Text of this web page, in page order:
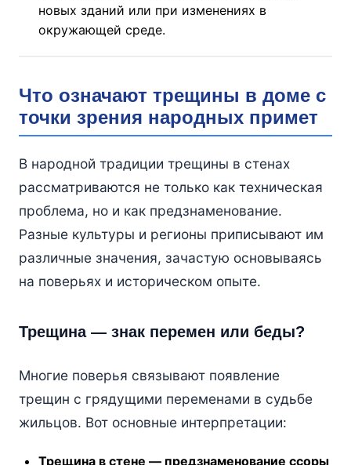
новых зданий или при изменениях в
окружающей среде.
Что означают трещины в доме с
точки зрения народных примет
В народной традиции трещины в стенах
рассматриваются не только как техническая
проблема, но и как предзнаменование.
Разные культуры и регионы приписывают им
различные значения, зачастую основываясь
на поверьях и историческом опыте.
Трещина — знак перемен или беды?
Многие поверья связывают появление
трещин с грядущими переменами в судьбе
жильцов. Вот основные интерпретации:
Трещина в стене — предзнаменование ссоры